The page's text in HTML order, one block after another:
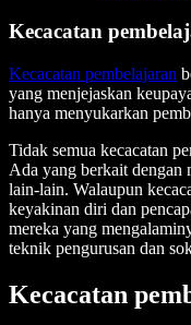
Kecacatan
Kecacatan pembelajaran
yang menjejaskan
hanya menyukarkan
Tidak semua kecacatan
Ada yang berkait dengan
lain-lain. Walaupun
keyakinan diri dan
mereka yang
teknik pengurusan dan
Kecacatan